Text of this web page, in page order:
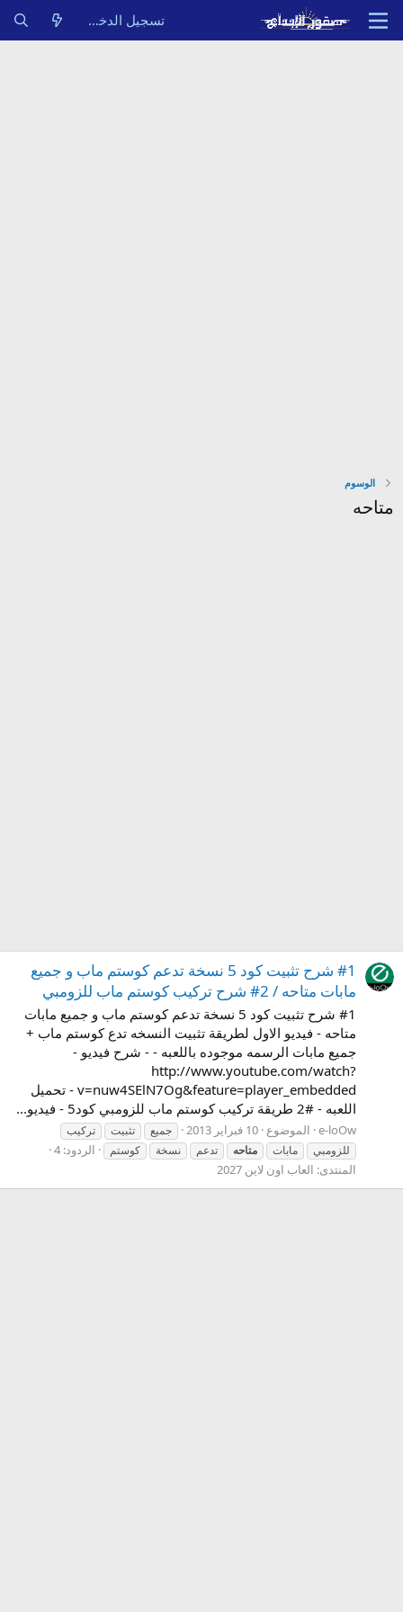
تسجيل الدخول
الوسوم
متاحه
#1 شرح تثبيت كود 5 نسخة تدعم كوستم ماب و جميع
مابات متاحه / 2# شرح تركيب كوستم ماب للزومبي
#1 شرح تثبيت كود 5 نسخة تدعم كوستم ماب و جميع مابات
متاحه - فيديو الاول لطريقة تثبيت النسخه تدع كوستم ماب +
جميع مابات الرسمه موجوده باللعبه - - شرح فيديو -
http://www.youtube.com/watch?
v=nuw4SElN7Og&feature=player_embedded - تحميل
اللعبه - #2 طريقة تركيب كوستم ماب للزومبي كود5 - فيديو...
e-loOw الموضوع 10 فبراير 2013 جميع تثبيت
تركيب
للزومبي
مابات متاحه تدعم نسخة كوستم
الردود: 4
المنتدى: العاب اون لاين 2027